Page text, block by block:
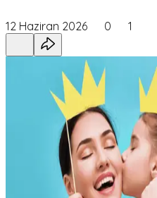
12 Haziran 2026 0 1